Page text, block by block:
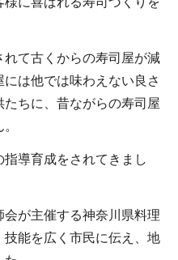
れて古くからの寿司屋が減
は他では味わえない良さ
ちに、昔ながらの寿司屋
導育成をされてきまし
が主催する神奈川県料理
能を広く市民に伝え、地